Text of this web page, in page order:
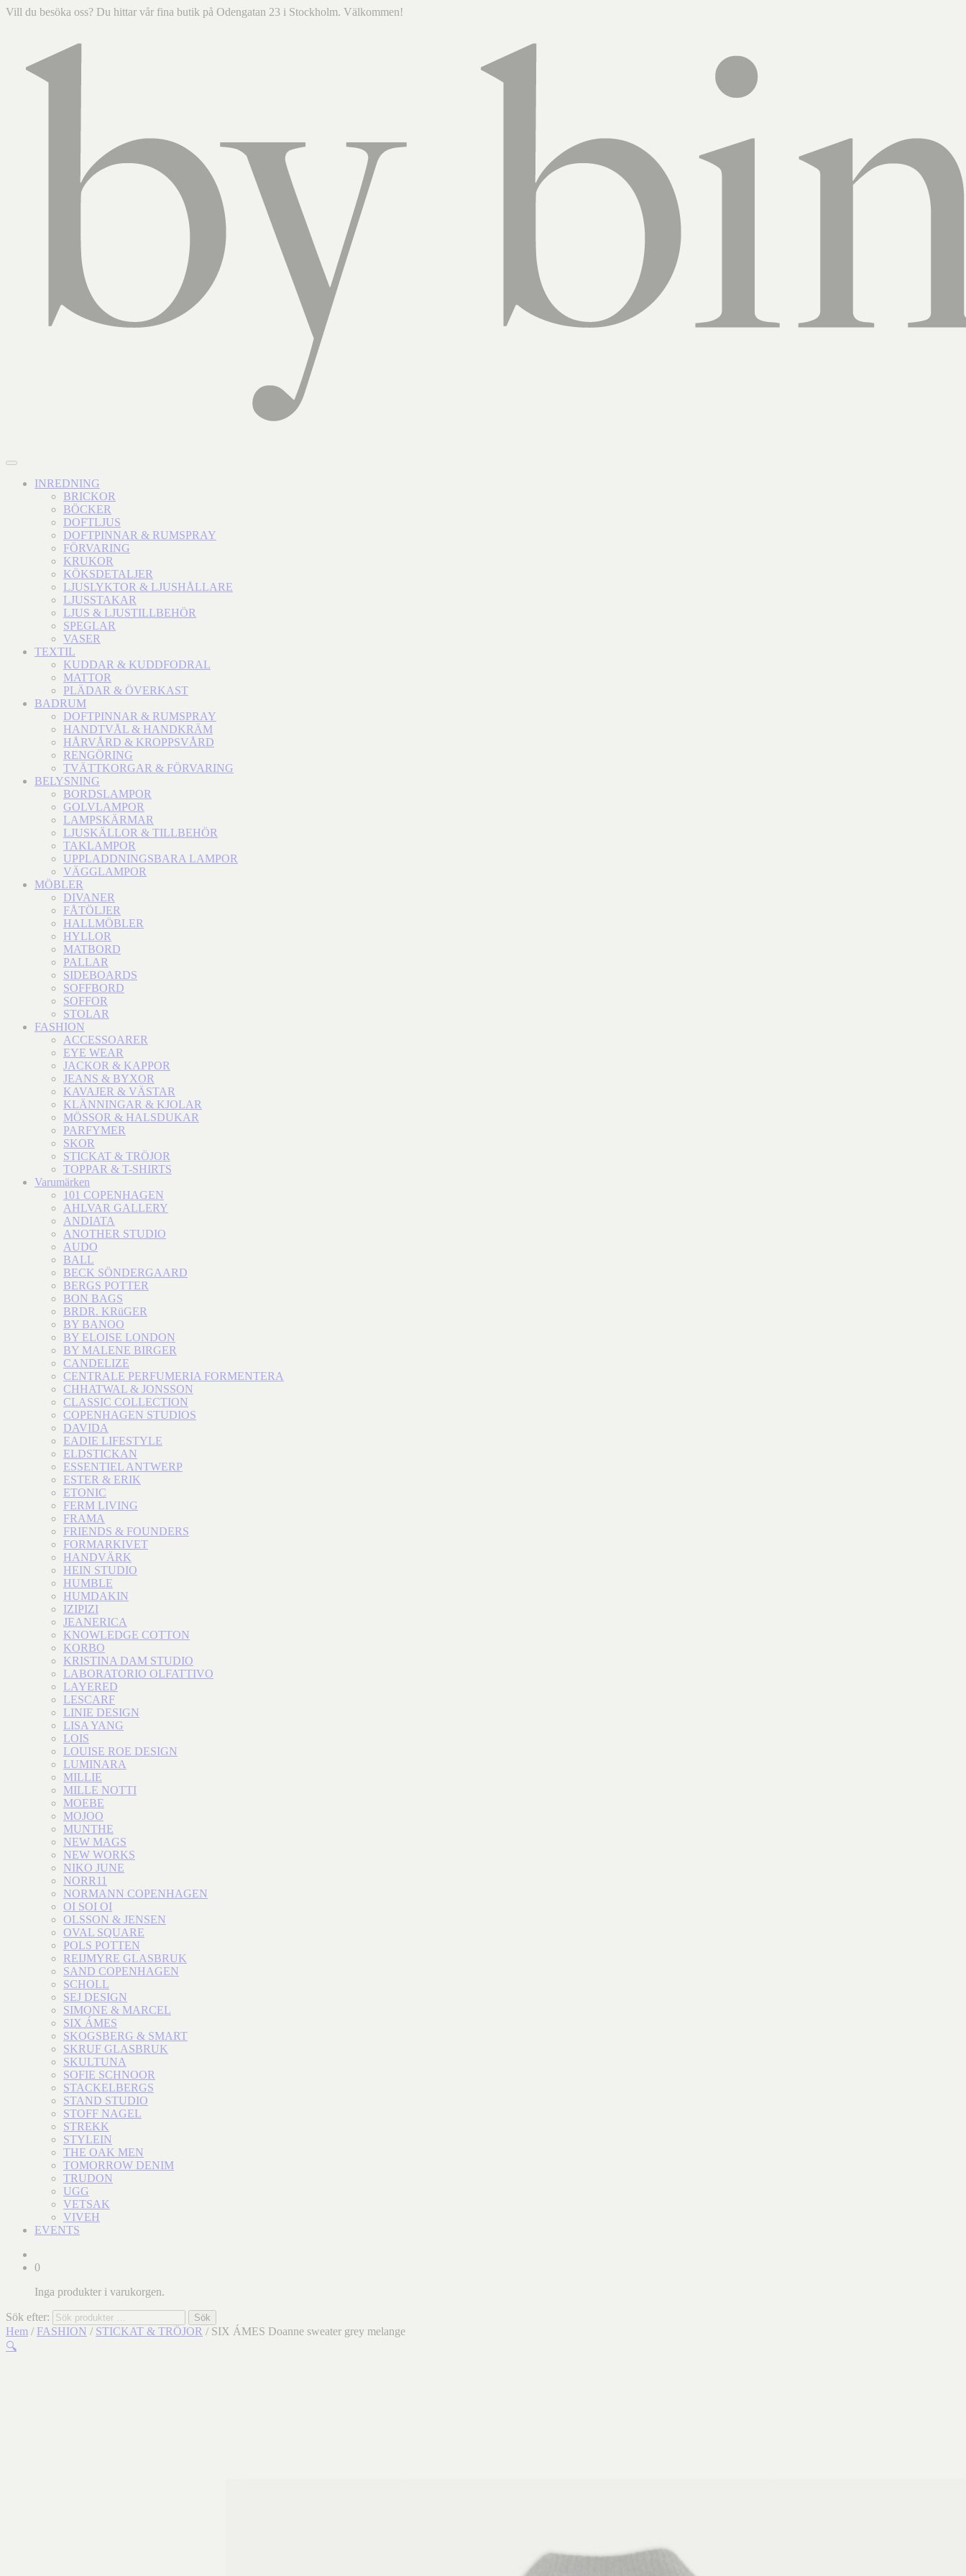
Vill du besöka oss? Du hittar vår fina butik på Odengatan 23 i Stockholm. Välkommen!
INREDNING
BRICKOR
BÖCKER
DOFTLJUS
DOFTPINNAR & RUMSPRAY
FÖRVARING
KRUKOR
KÖKSDETALJER
LJUSLYKTOR & LJUSHÅLLARE
LJUSSTAKAR
LJUS & LJUSTILLBEHÖR
SPEGLAR
VASER
TEXTIL
KUDDAR & KUDDFODRAL
MATTOR
PLÄDAR & ÖVERKAST
BADRUM
DOFTPINNAR & RUMSPRAY
HANDTVÅL & HANDKRÄM
HÅRVÅRD & KROPPSVÅRD
RENGÖRING
TVÄTTKORGAR & FÖRVARING
BELYSNING
BORDSLAMPOR
GOLVLAMPOR
LAMPSKÄRMAR
LJUSKÄLLOR & TILLBEHÖR
TAKLAMPOR
UPPLADDNINGSBARA LAMPOR
VÄGGLAMPOR
MÖBLER
DIVANER
FÅTÖLJER
HALLMÖBLER
HYLLOR
MATBORD
PALLAR
SIDEBOARDS
SOFFBORD
SOFFOR
STOLAR
FASHION
ACCESSOARER
EYE WEAR
JACKOR & KAPPOR
JEANS & BYXOR
KAVAJER & VÄSTAR
KLÄNNINGAR & KJOLAR
MÖSSOR & HALSDUKAR
PARFYMER
SKOR
STICKAT & TRÖJOR
TOPPAR & T-SHIRTS
Varumärken
101 COPENHAGEN
AHLVAR GALLERY
ANDIATA
ANOTHER STUDIO
AUDO
BALL
BECK SÖNDERGAARD
BERGS POTTER
BON BAGS
BRDR. KRüGER
BY BANOO
BY ELOISE LONDON
BY MALENE BIRGER
CANDELIZE
CENTRALE PERFUMERIA FORMENTERA
CHHATWAL & JONSSON
CLASSIC COLLECTION
COPENHAGEN STUDIOS
DAVIDA
EADIE LIFESTYLE
ELDSTICKAN
ESSENTIEL ANTWERP
ESTER & ERIK
ETONIC
FERM LIVING
FRAMA
FRIENDS & FOUNDERS
FORMARKIVET
HANDVÄRK
HEIN STUDIO
HUMBLE
HUMDAKIN
IZIPIZI
JEANERICA
KNOWLEDGE COTTON
KORBO
KRISTINA DAM STUDIO
LABORATORIO OLFATTIVO
LAYERED
LESCARF
LINIE DESIGN
LISA YANG
LOIS
LOUISE ROE DESIGN
LUMINARA
MILLIE
MILLE NOTTI
MOEBE
MOJOO
MUNTHE
NEW MAGS
NEW WORKS
NIKO JUNE
NORR11
NORMANN COPENHAGEN
OI SOI OI
OLSSON & JENSEN
OVAL SQUARE
POLS POTTEN
REIJMYRE GLASBRUK
SAND COPENHAGEN
SCHOLL
SEJ DESIGN
SIMONE & MARCEL
SIX ÁMES
SKOGSBERG & SMART
SKRUF GLASBRUK
SKULTUNA
SOFIE SCHNOOR
STACKELBERGS
STAND STUDIO
STOFF NAGEL
STREKK
STYLEIN
THE OAK MEN
TOMORROW DENIM
TRUDON
UGG
VETSAK
VIVEH
EVENTS
0
Inga produkter i varukorgen.
Sök efter: Sök
Hem / FASHION / STICKAT & TRÖJOR / SIX ÁMES Doanne sweater grey melange
🔍